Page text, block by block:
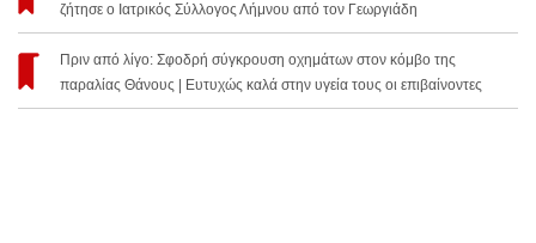
ζήτησε ο Ιατρικός Σύλλογος Λήμνου από τον Γεωργιάδη
Πριν από λίγο: Σφοδρή σύγκρουση οχημάτων στον κόμβο της
παραλίας Θάνους | Ευτυχώς καλά στην υγεία τους οι επιβαίνοντες